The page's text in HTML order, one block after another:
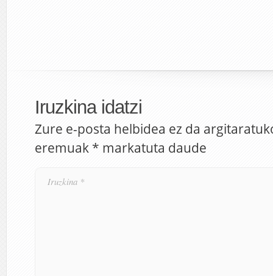
Iruzkina idatzi
Zure e-posta helbidea ez da
eremuak * markatuta daude